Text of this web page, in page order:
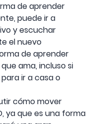
de aprender
puede ir a
y escuchar
el nuevo
de aprender
ama, incluso si
ir a casa o
cómo mover
ya que es una forma